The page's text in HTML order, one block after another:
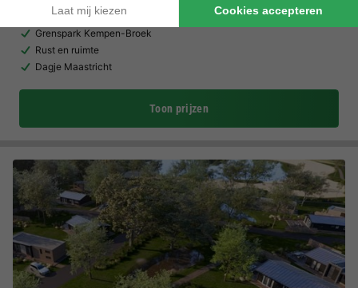
Goed
Grenspark Kempen-Broek
Rust en ruimte
Dagje Maastricht
Toon prijzen